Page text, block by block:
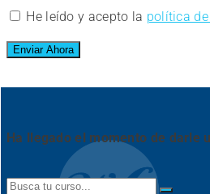
He leído y acepto la política
Ha llegado el momento de darle
Search